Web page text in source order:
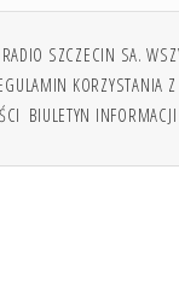
SZCZECIN SA.
KORZYSTANIA Z
BIULETYN